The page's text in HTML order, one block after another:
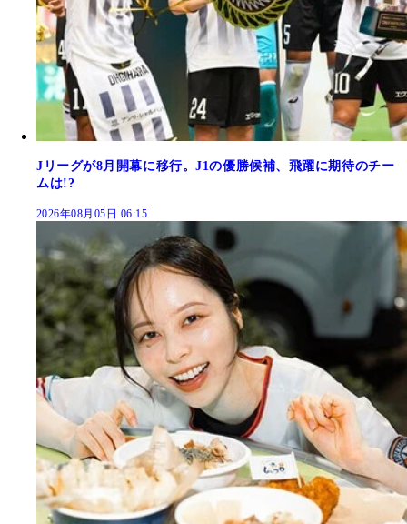
Jリーグが8月開幕に移行。J1の優勝候補、飛躍に期待のチー
ムは!?
2026年08月05日 06:15